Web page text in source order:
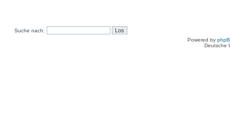
Suche nach:
Powered by
Deutsche